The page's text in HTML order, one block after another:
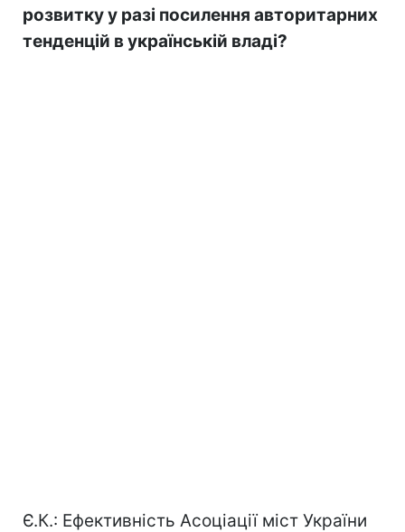
розвитку у разі посилення авторитарних
тенденцій в українській владі?
Є.К.: Ефективність Асоціації міст України